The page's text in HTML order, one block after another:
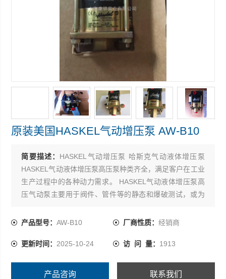
原装美国HASKEL气动增压泵 AW-B10
简要描述： HASKEL气动增压泵 哈斯克气动液体增压泵
HASKEL气动液体增压泵高压泵种类齐全，满足客户在工业
生产过程中的各种动力需求。 HASKEL气动液体增压泵高
压气动泵主要用于阀件、管件等的静态和爆破测试，或为
增压泵 AW-B10
产品型号：AW-B10 厂商性质： 经销商
更新时间： 2025-10-24 访 问 量： 1913
产品咨询 联系我们